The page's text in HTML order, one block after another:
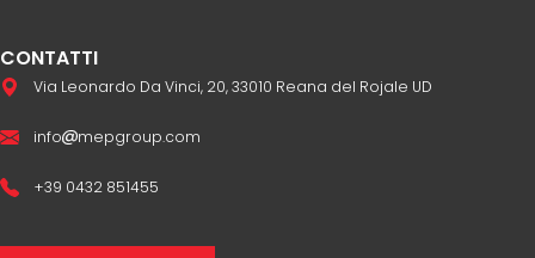
CONTATTI
Via Leonardo Da Vinci, 20, 33010 Reana del Rojale UD
info mepgroup.com
+39 0432 851455